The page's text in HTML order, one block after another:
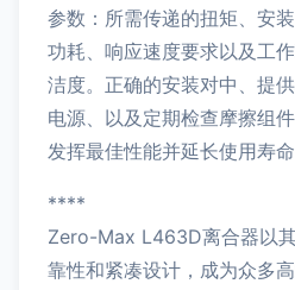
参数：所需传递的扭矩、安
功耗、响应速度要求以及工
洁度。正确的安装对中、提
电源、以及定期检查摩擦组
发挥最佳性能并延长使用寿命
****
Zero-Max L463D离合器以
靠性和紧凑设计，成为众多